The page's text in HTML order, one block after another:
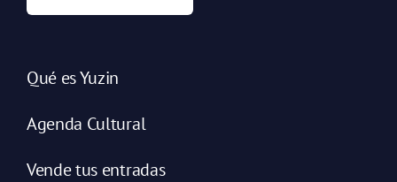
Qué es Yuzin
Agenda Cultural
Vende tus entradas